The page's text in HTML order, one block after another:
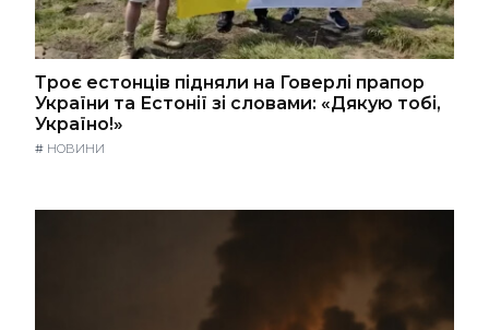
Троє естонців підняли на Говерлі прапор
України та Естонії зі словами: «Дякую тобі,
Україно!»
# НОВИНИ